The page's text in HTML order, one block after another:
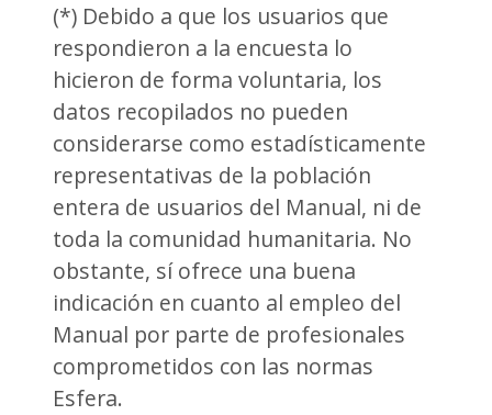
(*) Debido a que los usuarios que
respondieron a la encuesta lo
hicieron de forma voluntaria, los
datos recopilados no pueden
considerarse como estadísticamente
representativas de la población
entera de usuarios del Manual, ni de
toda la comunidad humanitaria. No
obstante, sí ofrece una buena
indicación en cuanto al empleo del
Manual por parte de profesionales
comprometidos con las normas
Esfera.